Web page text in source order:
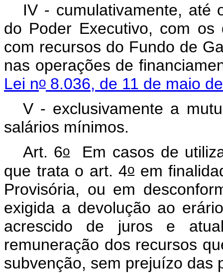
IV - cumulativamente, até
do Poder Executivo, com os
com recursos do Fundo de
nas operações de
Lei no 8.036, de 11 de maio
V - exclusivamente a
salários mínimos.
Art. 6oEm casos de
que trata o art. 4oem
Provisória, ou em
exigida a devolução ao
acrescido de juros e
remuneração dos recursos
subvenção, sem prejuízo das